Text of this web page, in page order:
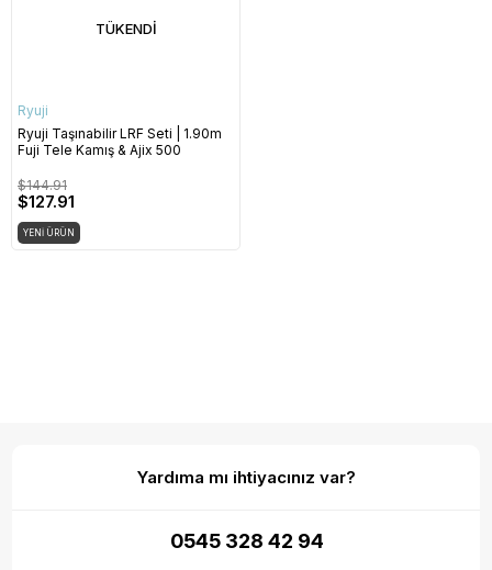
TÜKENDI
Ryuji
Ryuji Taşınabilir LRF Seti | 1.90m
Fuji Tele Kamış & Ajix 500
$127.91
$144.91
YENI ÜRÜN
Yardıma mı ihtiyacınız var?
0545 328 42 94